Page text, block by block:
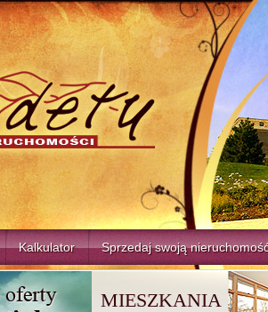
Kalkulator Sprzedaj swoją
MIESZKANIA